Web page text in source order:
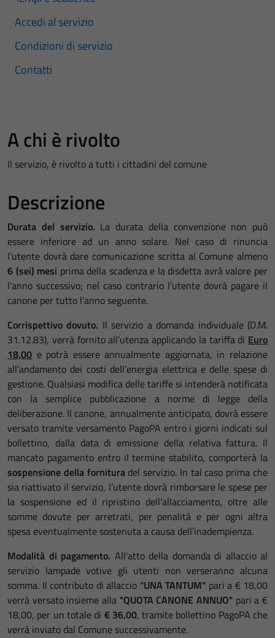
Accedi al servizio
Condizioni di servizio
Contatti
A chi è rivolto
Il servizio, è rivolto a tutti i cittadini del comune
Descrizione
Durata del servizio. La durata della convenzione non può
essere inferiore ad un anno solare. Nel caso di rinuncia
l’utente dovrà dare comunicazione scritta al Comune almeno
6 (sei) mesi prima della scadenza e la disdetta avrà valore per
l’anno successivo; nel caso contrario l’utente dovrà pagare il
canone per tutto l’anno seguente.
Corrispettivo dovuto. Il servizio a domanda individuale (D.M.
31.12.83), verrà fornito all’utenza applicando la tariffa di Euro
18,00 e potrà essere annualmente aggiornata, in relazione
all’andamento dei costi dell’energia elettrica e delle spese di
gestione. Qualsiasi modifica delle tariffe si intenderà notificata
con la semplice pubblicazione a norme di legge della
deliberazione. Il canone, annualmente anticipato, dovrà essere
versato tramite versamento PagoPA entro i giorni indicati sul
bollettino, dalla data di emissione della relativa fattura. Il
mancato pagamento entro il termine stabilito, comporterà la
sospensione della fornituradel servizio. In tal caso prima che
sia riattivato il servizio, l’utente dovrà rimborsare le spese per
la sospensione ed il ripristino dell’allacciamento, oltre alle
somme dovute per arretrati, per penalità e per ogni altra
spesa eventualmente sostenuta a causa dell’inadempienza.
Modalità di pagamento. All'atto della domanda di allaccio al
servizio lampade votive gli utenti non verseranno alcuna
somma. Il contributo di allaccio "UNA TANTUM" pari a € 18,00
verrà versato insieme alla "QUOTA CANONE ANNUO" pari a €
18,00, per un totale di € 36,00, tramite bollettino PagoPA che
verrà inviato dal Comune successivamente.